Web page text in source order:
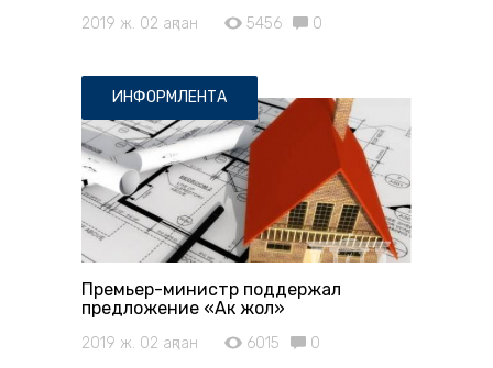
2019 ж. 02 ақпан 5456 0
ИНФОРМЛЕНТА
Премьер-министр поддержал
предложение «Ак жол»
2019 ж. 02 ақпан 6015 0